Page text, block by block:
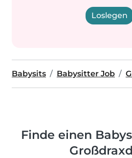
Loslegen
Babysits Babysitter Job
Finde einen